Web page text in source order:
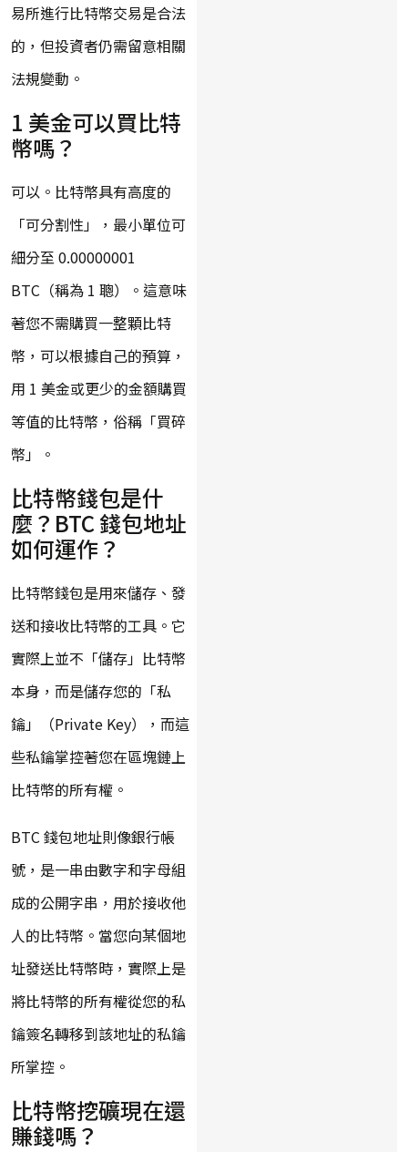
易所進行比特幣交易是合法
的，但投資者仍需留意相關
法規變動。
1 美金可以買比特
幣嗎？
可以。比特幣具有高度的
「可分割性」，最小單位可
細分至 0.00000001
BTC（稱為 1 聰）。這意味
著您不需購買一整顆比特
幣，可以根據自己的預算，
用 1 美金或更少的金額購買
等值的比特幣，俗稱「買碎
幣」。
比特幣錢包是什
麼？BTC 錢包地址
如何運作？
比特幣錢包是用來儲存、發
送和接收比特幣的工具。它
實際上並不「儲存」比特幣
本身，而是儲存您的「私
鑰」（Private Key），而這
些私鑰掌控著您在區塊鏈上
比特幣的所有權。
BTC 錢包地址則像銀行帳
號，是一串由數字和字母組
成的公開字串，用於接收他
人的比特幣。當您向某個地
址發送比特幣時，實際上是
將比特幣的所有權從您的私
鑰簽名轉移到該地址的私鑰
所掌控。
比特幣挖礦現在還
賺錢嗎？